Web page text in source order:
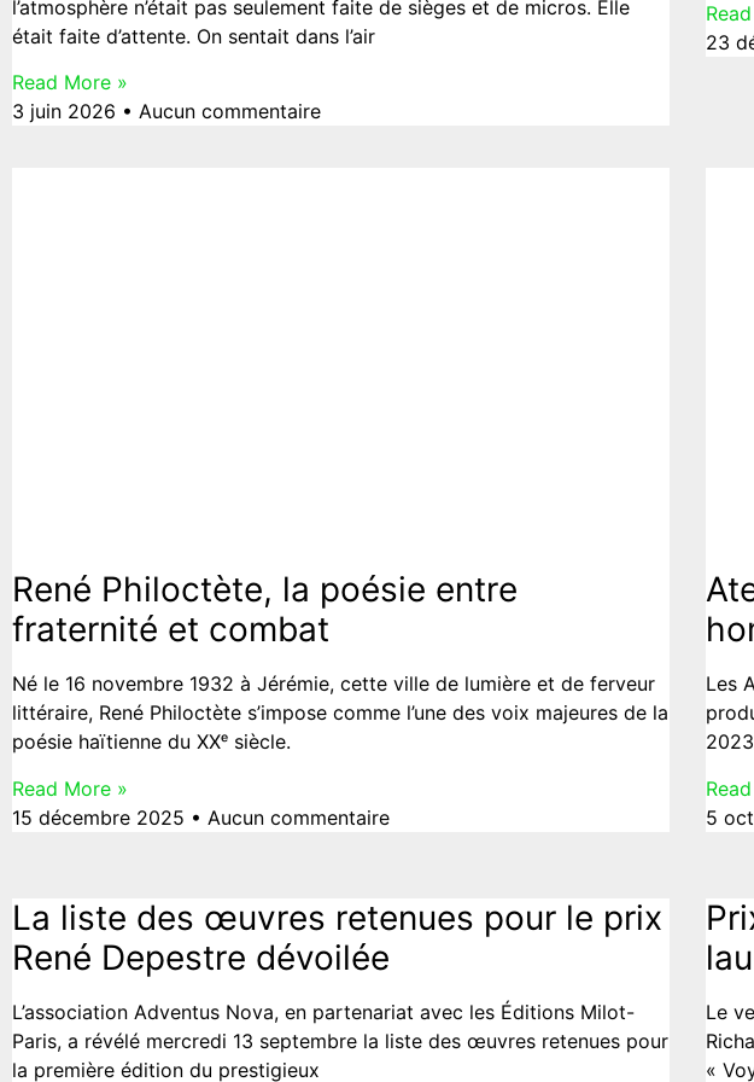
l’atmosphère n’était pas seulement faite de sièges et de micros. Elle
était faite d’attente. On sentait dans l’air
Read More »
3 juin 2026
Aucun commentaire
23
René Philoctète, la poésie entre
fraternité et combat
Né le 16 novembre 1932 à Jérémie, cette ville de lumière et de ferveur
littéraire, René Philoctète s’impose comme l’une des voix majeures de la
poésie haïtienne du XXᵉ siècle.
Read More »
15 décembre 2025
Aucun commentaire
Les
5
La liste des œuvres retenues pour le prix
René Depestre dévoilée
L’association Adventus Nova, en partenariat avec les Éditions Milot-
Paris, a révélé mercredi 13 septembre la liste des œuvres retenues pour
la première édition du prestigieux
Le
«